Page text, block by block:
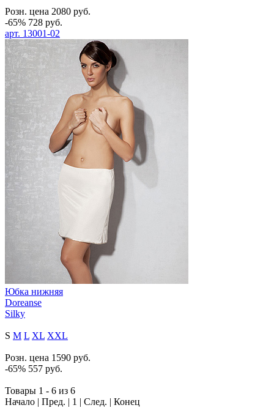
Розн. цена 2080 руб.
-65% 728 руб.
арт. 13001-02
Юбка нижняя
Doreanse
Silky
S M L XL XXL
Розн. цена 1590 руб.
-65% 557 руб.
Товары 1 - 6 из 6
Начало | Пред. | 1 | След. | Конец